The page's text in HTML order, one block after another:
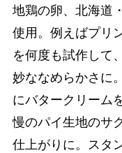
地鶏の卵、北海道
使用。例えばプリ
を何度も試作して
妙ななめらかさに
にバタークリーム
慢のパイ生地のサ
仕上がりに。スタ